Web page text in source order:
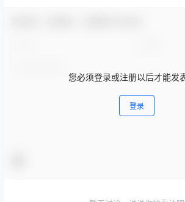
您必须登录或注册以后才能发
登录